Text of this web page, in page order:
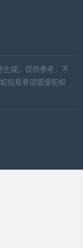
生成，仅供参考，不
信息有误或侵犯权